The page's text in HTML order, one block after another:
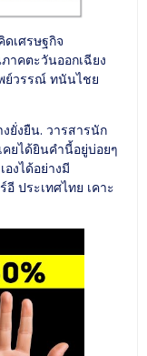
เศรษฐกิจ
าคตะวันออกเฉียง
ย์วรรณ์ ทนันไชย
ยั่งยืน. วารสารนัก
คยได้ยินคำนี้อยู่บ่อยๆ
งได้อย่างมี
ประเทศไทย เคาะ